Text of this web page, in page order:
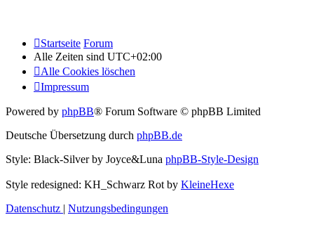
Startseite Forum
Alle Zeiten sind UTC+02:00
Alle Cookies löschen
Impressum
Powered by phpBB® Forum Software © phpBB Limited
Deutsche Übersetzung durch phpBB.de
Style: Black-Silver by Joyce&Luna phpBB-Style-Design
Style redesigned: KH_Schwarz Rot by KleineHexe
Datenschutz | Nutzungsbedingungen